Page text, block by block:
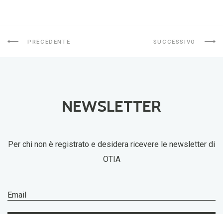
PRECEDENTE SUCCESSIVO
NEWSLETTER
Per chi non è registrato e desidera ricevere le newsletter di
OTIA